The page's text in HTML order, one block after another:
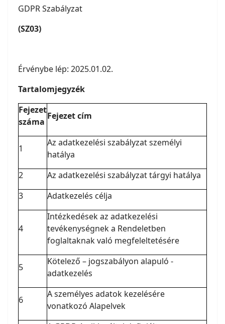
GDPR Szabályzat
(SZ03)
Érvénybe lép: 2025.01.02.
Tartalomjegyzék
Fejezet
száma
Fejezet cím
1
Az adatkezelési szabályzat személyi
hatálya
2
Az adatkezelési szabályzat tárgyi hatálya
3
Adatkezelés célja
4
Intézkedések az adatkezelési
tevékenységnek a Rendeletben
foglaltaknak való megfeleltetésére
5
Kötelező – jogszabályon alapuló -
adatkezelés
6
A személyes adatok kezelésére
vonatkozó Alapelvek